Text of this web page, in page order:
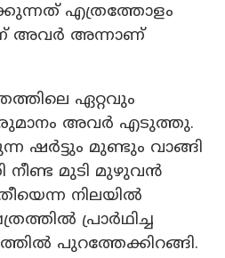
എത്രത്തോളം
അവർ അന്നാണ്
ഏറ്റവും
അവർ എടുത്തു.
ഷർട്ടും മുണ്ടും വാങ്ങി
നീണ്ട മുടി മുഴുവൻ
നിലയിൽ
പ്രാർഥിച്ച
പുറത്തേക്കിറങ്ങി.